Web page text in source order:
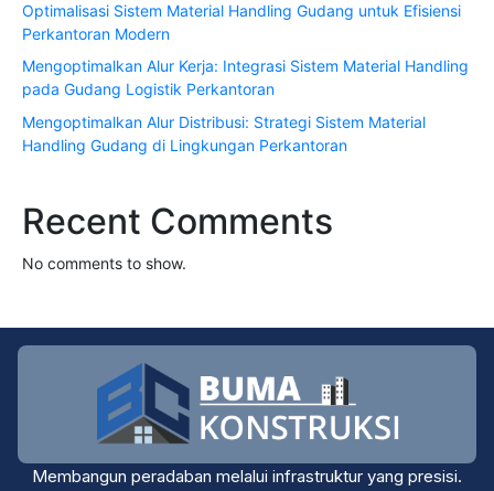
Optimalisasi Sistem Material Handling Gudang untuk Efisiensi
Perkantoran Modern
Mengoptimalkan Alur Kerja: Integrasi Sistem Material Handling
pada Gudang Logistik Perkantoran
Mengoptimalkan Alur Distribusi: Strategi Sistem Material
Handling Gudang di Lingkungan Perkantoran
Recent Comments
No comments to show.
Membangun peradaban melalui infrastruktur yang presisi.